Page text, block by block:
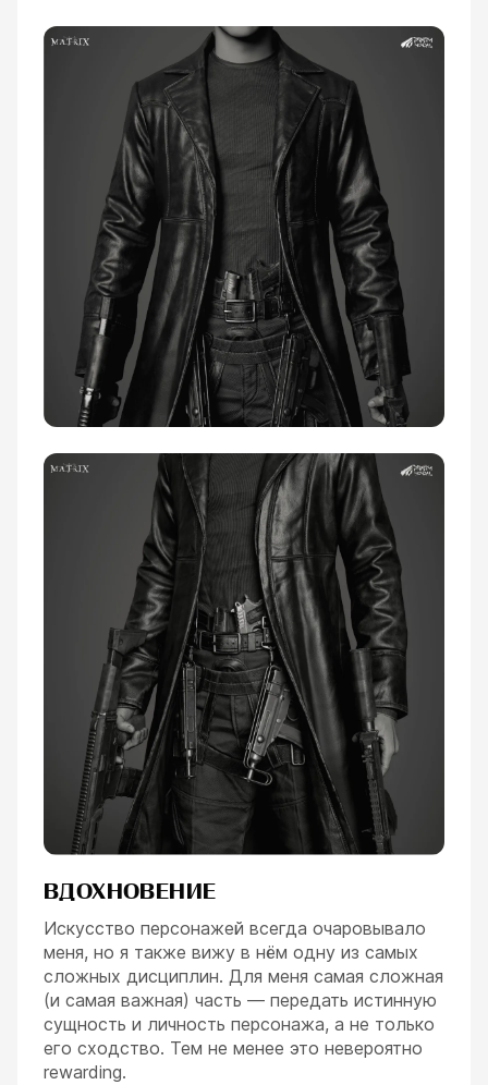
ВДОХНОВЕНИЕ
Искусство персонажей всегда очаровывало
меня, но я также вижу в нём одну из самых
сложных дисциплин. Для меня самая сложная
(и самая важная) часть — передать истинную
сущность и личность персонажа, а не только
его сходство. Тем не менее это невероятно
rewarding.